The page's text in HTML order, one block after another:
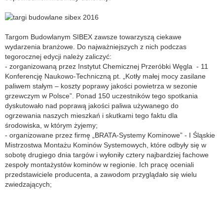
Targom Budowlanym SIBEX zawsze towarzyszą ciekawe
wydarzenia branżowe. Do najważniejszych z nich podczas
tegorocznej edycji należy zaliczyć:
- zorganizowaną przez Instytut Chemicznej Przeróbki Węgla - 11
Konferencję Naukowo-Techniczną pt. „Kotły małej mocy zasilane
paliwem stałym – koszty poprawy jakości powietrza w sezonie
grzewczym w Polsce”. Ponad 150 uczestników tego spotkania
dyskutowało nad poprawą jakości paliwa używanego do
ogrzewania naszych mieszkań i skutkami tego faktu dla
środowiska, w którym żyjemy;
- organizowane przez firmę „BRATA-Systemy Kominowe” - I Śląskie
Mistrzostwa Montażu Kominów Systemowych, które odbyły się w
sobotę drugiego dnia targów i wyłoniły cztery najbardziej fachowe
zespoły montażystów kominów w regionie. Ich pracę oceniali
przedstawiciele producenta, a zawodom przyglądało się wielu
zwiedzających;